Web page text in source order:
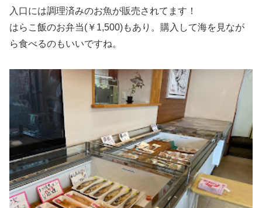
入口には調理済みのお魚が販売されてます！
はらこ飯のお弁当(￥1,500)もあり。購入して海を見なが
ら食べるのもいいですね。